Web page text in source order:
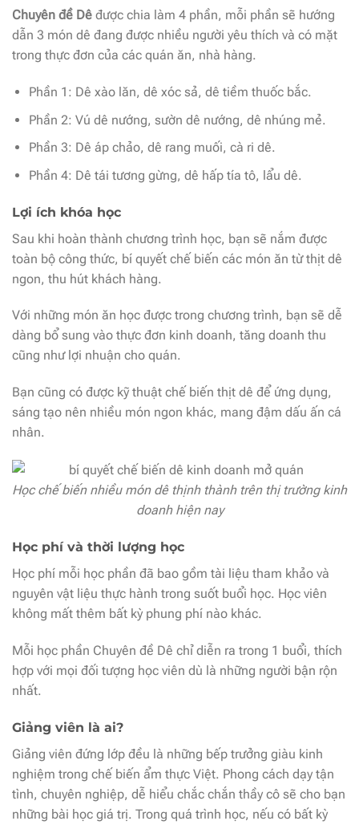
Chuyên đề Dê được chia làm 4 phần, mỗi phần sẽ hướng
dẫn 3 món dê đang được nhiều người yêu thích và có mặt
trong thực đơn của các quán ăn, nhà hàng.
Phần 1: Dê xào lăn, dê xóc sả, dê tiềm thuốc bắc.
Phần 2: Vú dê nướng, sườn dê nướng, dê nhúng mẻ.
Phần 3: Dê áp chảo, dê rang muối, cà ri dê.
Phần 4: Dê tái tương gừng, dê hấp tía tô, lẩu dê.
Lợi ích khóa học
Sau khi hoàn thành chương trình học, bạn sẽ nắm được
toàn bộ công thức, bí quyết chế biến các món ăn từ thịt dê
ngon, thu hút khách hàng.
Với những món ăn học được trong chương trình, bạn sẽ dễ
dàng bổ sung vào thực đơn kinh doanh, tăng doanh thu
cũng như lợi nhuận cho quán.
Bạn cũng có được kỹ thuật chế biến thịt dê để ứng dụng,
sáng tạo nên nhiều món ngon khác, mang đậm dấu ấn cá
nhân.
Học chế biến nhiều món dê thịnh thành trên thị trường kinh
doanh hiện nay
Học phí và thời lượng học
Học phí mỗi học phần đã bao gồm tài liệu tham khảo và
nguyên vật liệu thực hành trong suốt buổi học. Học viên
không mất thêm bất kỳ phung phí nào khác.
Mỗi học phần Chuyên đề Dê chỉ diễn ra trong 1 buổi, thích
hợp với mọi đối tượng học viên dù là những người bận rộn
nhất.
Giảng viên là ai?
Giảng viên đứng lớp đều là những bếp trưởng giàu kinh
nghiệm trong chế biến ẩm thực Việt. Phong cách dạy tận
tình, chuyên nghiệp, dễ hiểu chắc chắn thầy cô sẽ cho bạn
những bài học giá trị. Trong quá trình học, nếu có bất kỳ